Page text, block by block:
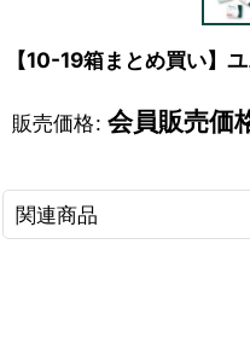
【10-19箱まとめ買い】
販売価格: 会員販売価
関連商品